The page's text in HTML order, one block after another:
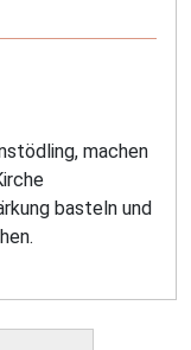
machen
basteln und